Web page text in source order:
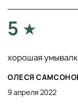
5
хорошая
ОЛЕСЯ
9 апреля 2022